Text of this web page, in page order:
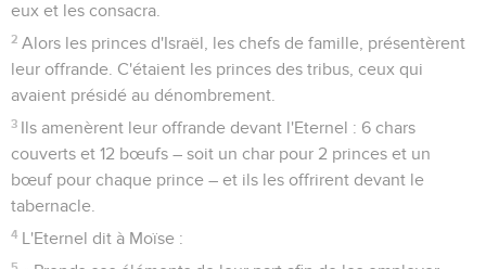
eux et les consacra.
2 Alors les princes d'Israël, les chefs de famille, présentèrent
leur offrande. C'étaient les princes des tribus, ceux qui
avaient présidé au dénombrement.
3 Ils amenèrent leur offrande devant l'Eternel : 6 chars
couverts et 12 bœufs – soit un char pour 2 princes et un
bœuf pour chaque prince – et ils les offrirent devant le
tabernacle.
4 L'Eternel dit à Moïse :
5